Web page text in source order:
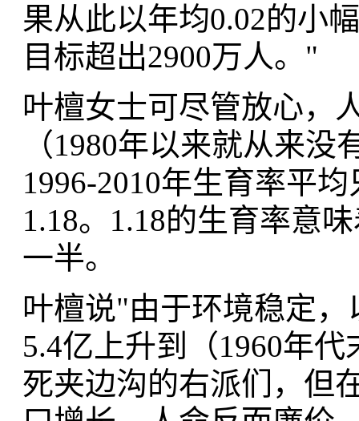
果从此以年均0.02的小
目标超出2900万人。"
叶檀女士可尽管放心，
（1980年以来就从来
1996-2010年生育率平
1.18。1.18的生育率意
一半。
叶檀说"由于环境稳定，
5.4亿上升到（1960年
死夹边沟的右派们，但